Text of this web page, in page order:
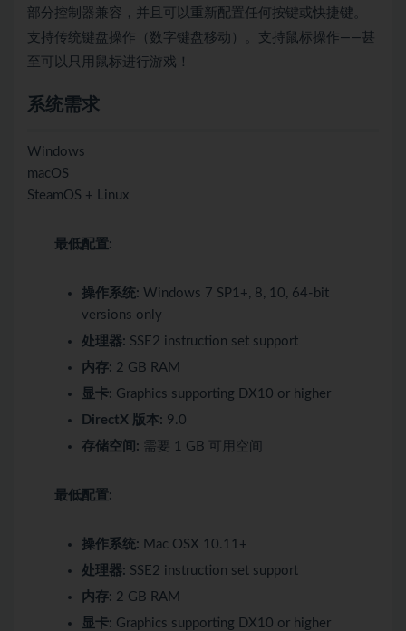
部分控制器兼容，并且可以重新配置任何按键或快捷键。
支持传统键盘操作（数字键盘移动）。支持鼠标操作——甚
至可以只用鼠标进行游戏！
系统需求
Windows
macOS
SteamOS + Linux
最低配置:
操作系统: Windows 7 SP1+, 8, 10, 64-bit
versions only
处理器: SSE2 instruction set support
内存: 2 GB RAM
显卡: Graphics supporting DX10 or higher
DirectX 版本: 9.0
存储空间: 需要 1 GB 可用空间
最低配置:
操作系统: Mac OSX 10.11+
处理器: SSE2 instruction set support
内存: 2 GB RAM
显卡: Graphics supporting DX10 or higher